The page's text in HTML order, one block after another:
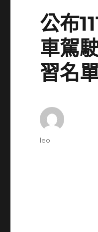
公布
車駕
習名
Author
leo